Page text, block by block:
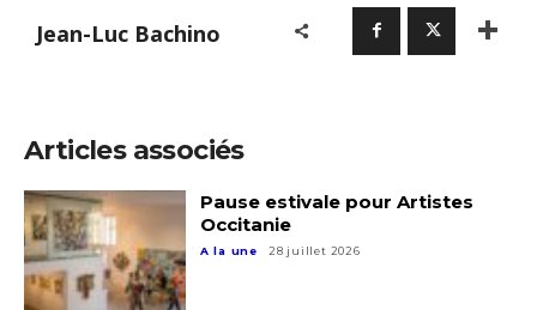
Jean-Luc Bachino
Articles associés
Pause estivale pour Artistes
Occitanie
A la une 28 juillet 2026